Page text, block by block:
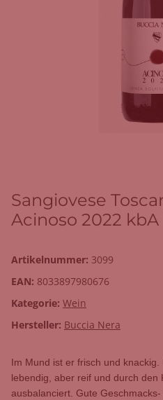
Sangiovese
Acinoso 2022 kbA
Artikelnummer: 3099
EAN: 8033897980676
Kategorie: Wein
Hersteller: Buccia Nera
Im Mund ist er frisch und
lebendig, aber reif und durch den
ausbalanciert. Gute